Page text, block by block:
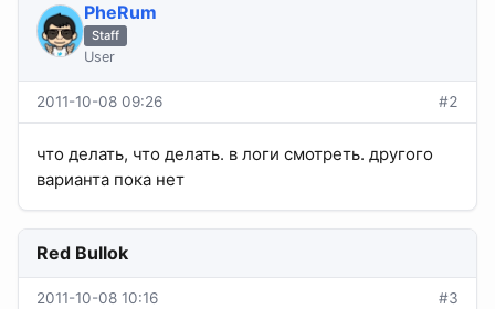
PheRum
Staff
User
2011-10-08 09:26 #2
что делать, что делать. в логи смотреть. другого
варианта пока нет
Red Bullok
2011-10-08 10:16 #3